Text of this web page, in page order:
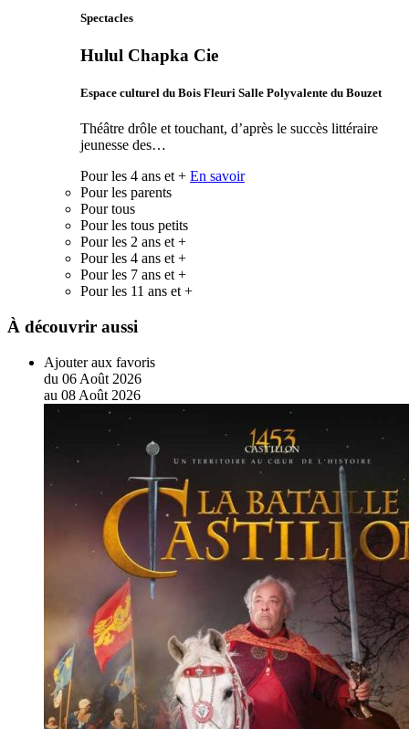
Spectacles
Hulul Chapka Cie
Espace culturel du Bois Fleuri Salle Polyvalente du Bouzet
Théâtre drôle et touchant, d’après le succès littéraire
jeunesse des…
Pour les 4 ans et + En savoir
Pour les parents
Pour tous
Pour les tous petits
Pour les 2 ans et +
Pour les 4 ans et +
Pour les 7 ans et +
Pour les 11 ans et +
À découvrir aussi
Ajouter aux favoris
du 06 Août 2026
au 08 Août 2026